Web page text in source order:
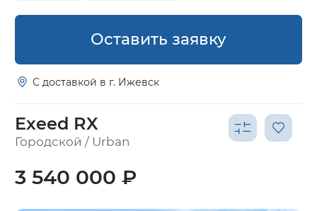
Оставить заявку
С доставкой в г. Ижевск
Exeed RX
Городской / Urban
3 540 000 ₽